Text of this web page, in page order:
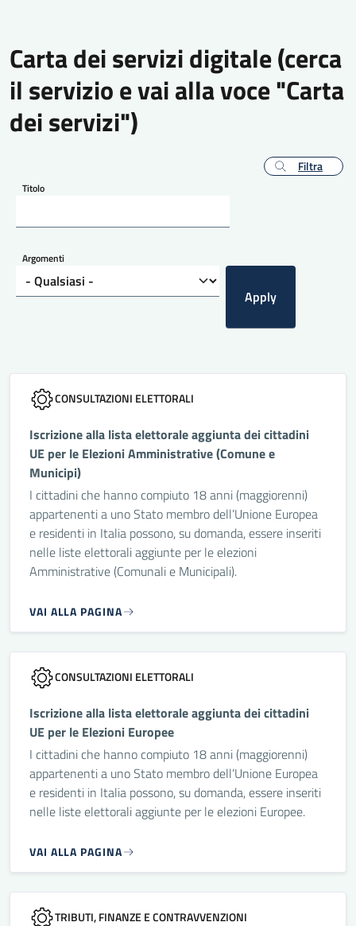
Carta dei servizi digitale (cerca
il servizio e vai alla voce "Carta
dei servizi")
Filtra
Titolo
Argomenti
Apply
CONSULTAZIONI ELETTORALI
Iscrizione alla lista elettorale aggiunta dei cittadini
UE per le Elezioni Amministrative (Comune e
Municipi)
I cittadini che hanno compiuto 18 anni (maggiorenni)
appartenenti a uno Stato membro dell’Unione Europea
e residenti in Italia possono, su domanda, essere inseriti
nelle liste elettorali aggiunte per le elezioni
Amministrative (Comunali e Municipali).
VAI ALLA PAGINA
CONSULTAZIONI ELETTORALI
Iscrizione alla lista elettorale aggiunta dei cittadini
UE per le Elezioni Europee
I cittadini che hanno compiuto 18 anni (maggiorenni)
appartenenti a uno Stato membro dell’Unione Europea
e residenti in Italia possono, su domanda, essere inseriti
nelle liste elettorali aggiunte per le elezioni Europee.
VAI ALLA PAGINA
TRIBUTI, FINANZE E CONTRAVVENZIONI